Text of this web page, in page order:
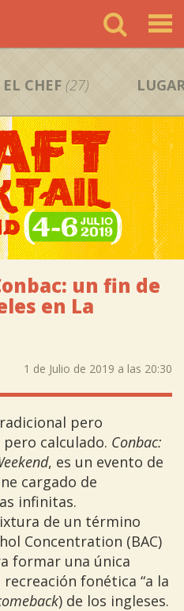
EL CHEF (27)
un fin de
en La
1 de Julio de 2019 a las 20:30
pero
calculado. Conbac:
, es un evento de
cargado de
infinitas.
de un término
Concentration (BAC)
formar una única
fonética “a la
) de los ingleses.